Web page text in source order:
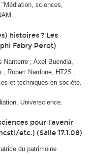
"Médiation, sciences,
histoires ? Les
Fabry Perot)
Nanterre ; Axel Buendia,
; Robert Nardone, HT2S ;
et techniques en société.
Universcience.
pour l’avenir
etc.) (Salle 17.1.08)
du patrimoine